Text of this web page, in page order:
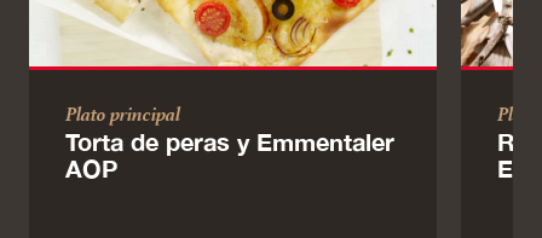
Plato principal
Torta de peras y Emmentaler
AOP